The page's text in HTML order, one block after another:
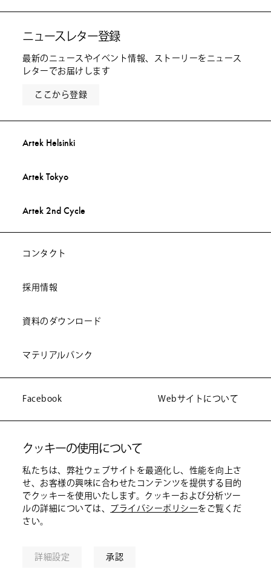
クッキーの使用について
私たちは、弊社ウェブサイトを最適化し、性能を向上さ
せ、お客様の興味に合わせたコンテンツを提供する目的
でクッキーを使用いたします。クッキーおよび分析ツー
ルの詳細については、プライバシーポリシーをご覧くだ
さい。
詳細設定 承認
ニュースレター登録
最新のニュースやイベント情報、ストーリーをニュース
レターでお届けします
ここから登録
Artek Helsinki
Artek Tokyo
Artek 2nd Cycle
コンタクト
採用情報
資料のダウンロード
マテリアルバンク
Facebook Webサイトについて
製造販売の権利につい
て
情報アクセシビリティ
© アルテック 2026